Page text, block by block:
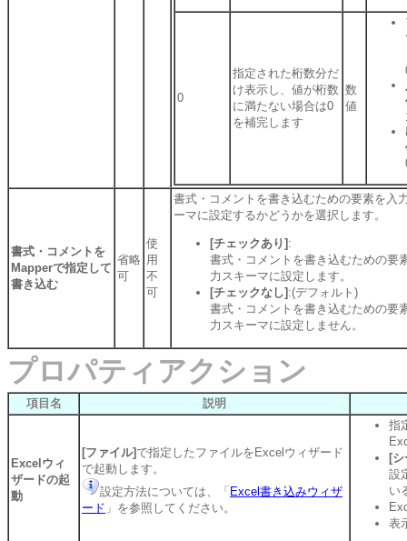
0
指定された桁数分だ
け表示し、値が桁数
に満たない場合は0
を補完します
数
値
書式・コメントを
Mapperで指定して
書き込む
省略
可
使
用
不
可
書式・コメントを書き込むための要素を入
ーマに設定するかどうかを選択します。
[チェックあり] :
書式・コメントを書き込むための要
力スキーマに設定します。
[チェックなし] :(デフォルト)
書式・コメントを書き込むための要
力スキーマに設定しません。
プロパティアクション
項目名 説明
Excelウィ
ザードの起
動
[ファイル] で指定したファイルをExcelウィザード
で起動します。
設定方法については、「 Excel書き込みウィザ
ード 」を参照してください。
指
[
設
い
表